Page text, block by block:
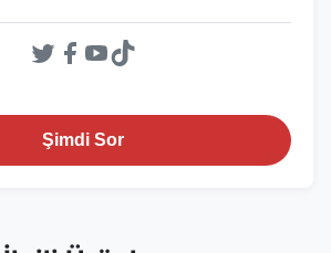
Şimdi Sor